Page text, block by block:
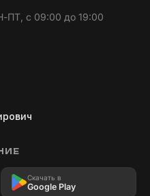
ПТ, с 09:00 до 19:00
Скачать в
Google Play